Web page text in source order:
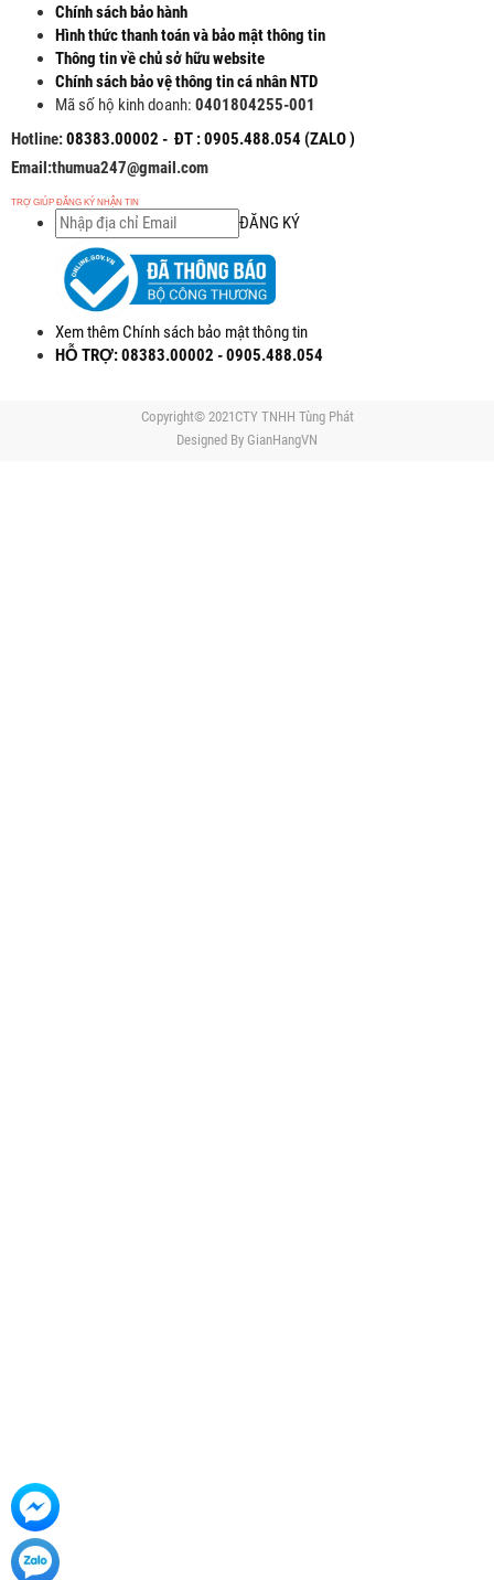
Chính sách bảo hành
Hình thức thanh toán và bảo mật thông tin
Thông tin về chủ sở hữu website
Chính sách bảo vệ thông tin cá nhân NTD
Mã số hộ kinh doanh: 0401804255-001
Hotline:08383.00002 - ĐT : 0905.488.054 (ZALO )
Email:thumua247@gmail.com
TRỢ GIÚP ĐĂNG KÝ NHẬN TIN
ĐĂNG KÝ
Xem thêm Chính sách bảo mật thông tin
HỖ TRỢ: 08383.00002 - 0905.488.054
Copyright© 2021CTY TNHH Tùng Phát
Designed By GianHangVN